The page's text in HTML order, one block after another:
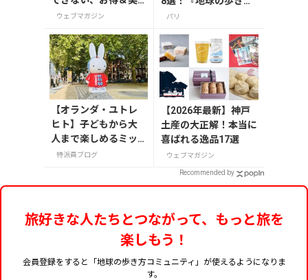
味しいがたくさんの
ウェブマガジン
方』編集者おすすめの
介
パリ
【オランダ・ユトレ
ヒト】子どもから大
人まで楽しめるミッ
フィーミュージア
特派員ブログ
【2026年最新】神戸
土産の大正解！本当に
喜ばれる逸品17選
ウェブマガジン
Recommended by
旅好きな人たちとつながって、もっと旅を
楽しもう！
会員登録をすると「地球の歩き方コミュニティ」が使えるようになりま
す。